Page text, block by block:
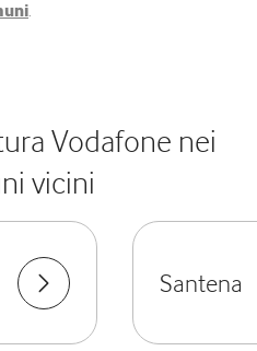
.
Vodafone nei
vicini
Santena